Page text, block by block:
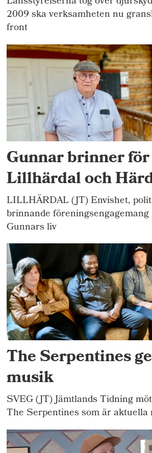
2009 ska verksamheten nu
front
Gunnar brinner för
Lillhärdal och
LILLHÄRDAL (JT) Envishet,
brinnande
Gunnars liv
The Serpentines
musik
SVEG (JT) Jämtlands Tidning
The Serpentines som är aktuella